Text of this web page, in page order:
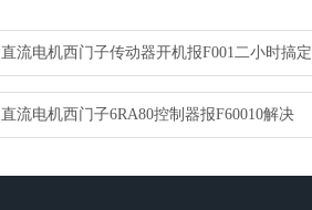
直流电机西门子传动器开机报F001二小时搞定
直流电机西门子6RA80控制器报F60010解决